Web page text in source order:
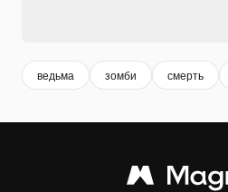
ведьма зомби смерть